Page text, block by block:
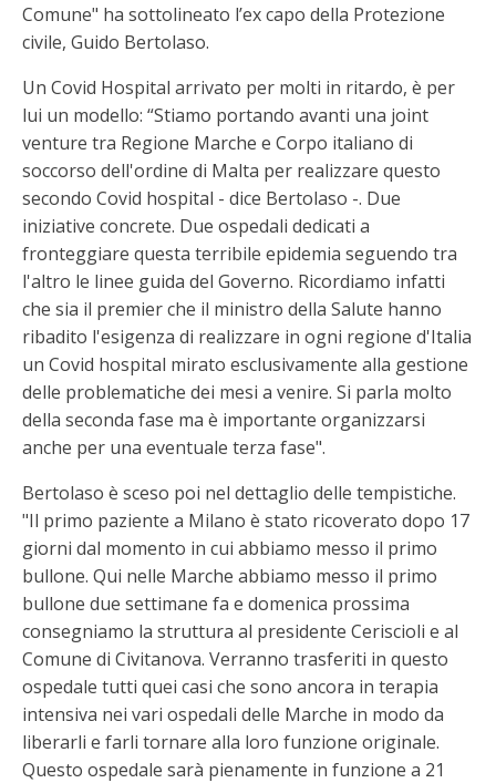
Comune" ha sottolineato l’ex capo della Protezione
civile, Guido Bertolaso.
Un Covid Hospital arrivato per molti in ritardo, è per
lui un modello: “Stiamo portando avanti una joint
venture tra Regione Marche e Corpo italiano di
soccorso dell'ordine di Malta per realizzare questo
secondo Covid hospital - dice Bertolaso -. Due
iniziative concrete. Due ospedali dedicati a
fronteggiare questa terribile epidemia seguendo tra
l'altro le linee guida del Governo. Ricordiamo infatti
che sia il premier che il ministro della Salute hanno
ribadito l'esigenza di realizzare in ogni regione d'Italia
un Covid hospital mirato esclusivamente alla gestione
delle problematiche dei mesi a venire. Si parla molto
della seconda fase ma è importante organizzarsi
anche per una eventuale terza fase".
Bertolaso è sceso poi nel dettaglio delle tempistiche.
"Il primo paziente a Milano è stato ricoverato dopo 17
giorni dal momento in cui abbiamo messo il primo
bullone. Qui nelle Marche abbiamo messo il primo
bullone due settimane fa e domenica prossima
consegniamo la struttura al presidente Ceriscioli e al
Comune di Civitanova. Verranno trasferiti in questo
ospedale tutti quei casi che sono ancora in terapia
intensiva nei vari ospedali delle Marche in modo da
liberarli e farli tornare alla loro funzione originale.
Questo ospedale sarà pienamente in funzione a 21